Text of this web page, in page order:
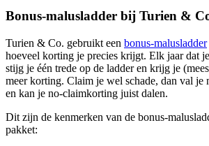
Bonus-malusladder bij Turien &
Turien & Co. gebruikt een bonus-malusladder
hoeveel korting je precies krijgt. Elk jaar dat
stijg je één trede op de ladder en krijg je
meer korting. Claim je wel schade, dan val je
en kan je no-claimkorting juist dalen.
Dit zijn de kenmerken van de bonus-
pakket: